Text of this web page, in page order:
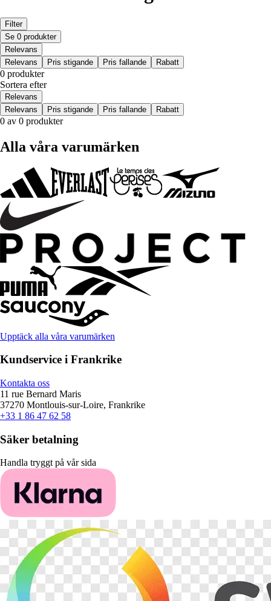
Filter
Se 0 produkter
Relevans
Relevans
Pris stigande Pris fallande Rabatt
0 produkter
Sortera efter
Relevans
Relevans
Pris stigande Pris fallande Rabatt
0 av 0 produkter
Alla våra varumärken
Upptäck alla våra varumärken
Kundservice i Frankrike
Kontakta oss
11 rue Bernard Maris
37270 Montlouis-sur-Loire, Frankrike
+33 1 86 47 62 58
Säker betalning
Handla tryggt på vår sida